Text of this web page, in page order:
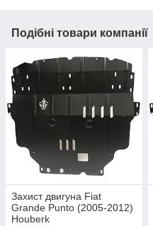
Подібні товари компанії
Захист двигуна Fiat
Grande Punto (2005-2012)
Houberk